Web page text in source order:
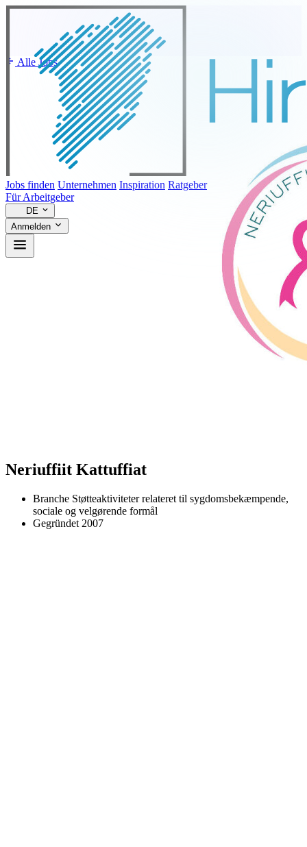
Jobs finden Unternehmen Inspiration Ratgeber
Für Arbeitgeber
DE
Anmelden
Alle Jobs
Neriuffiit Kattuffiat
Branche Støtteaktiviteter relateret til sygdomsbekæmpende,
sociale og velgørende formål
Gegründet 2007